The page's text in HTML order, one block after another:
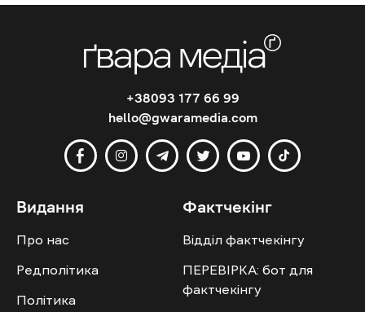
+38093 177 66 99
hello@gwaramedia.com
Видання
Про нас
Редполітика
Політика
Фактчекінг
Відділ фактчекінгу
ПЕРЕВІРКА: бот для
фактчекінгу